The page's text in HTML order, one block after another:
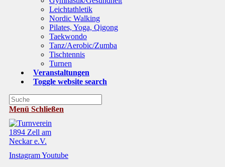
Leichtathletik
Nordic Walking
Pilates, Yoga, Qigong
Taekwondo
Tanz/Aerobic/Zumba
Tischtennis
Turnen
Veranstaltungen
Toggle website search
Menü Schließen
InstagramYoutube